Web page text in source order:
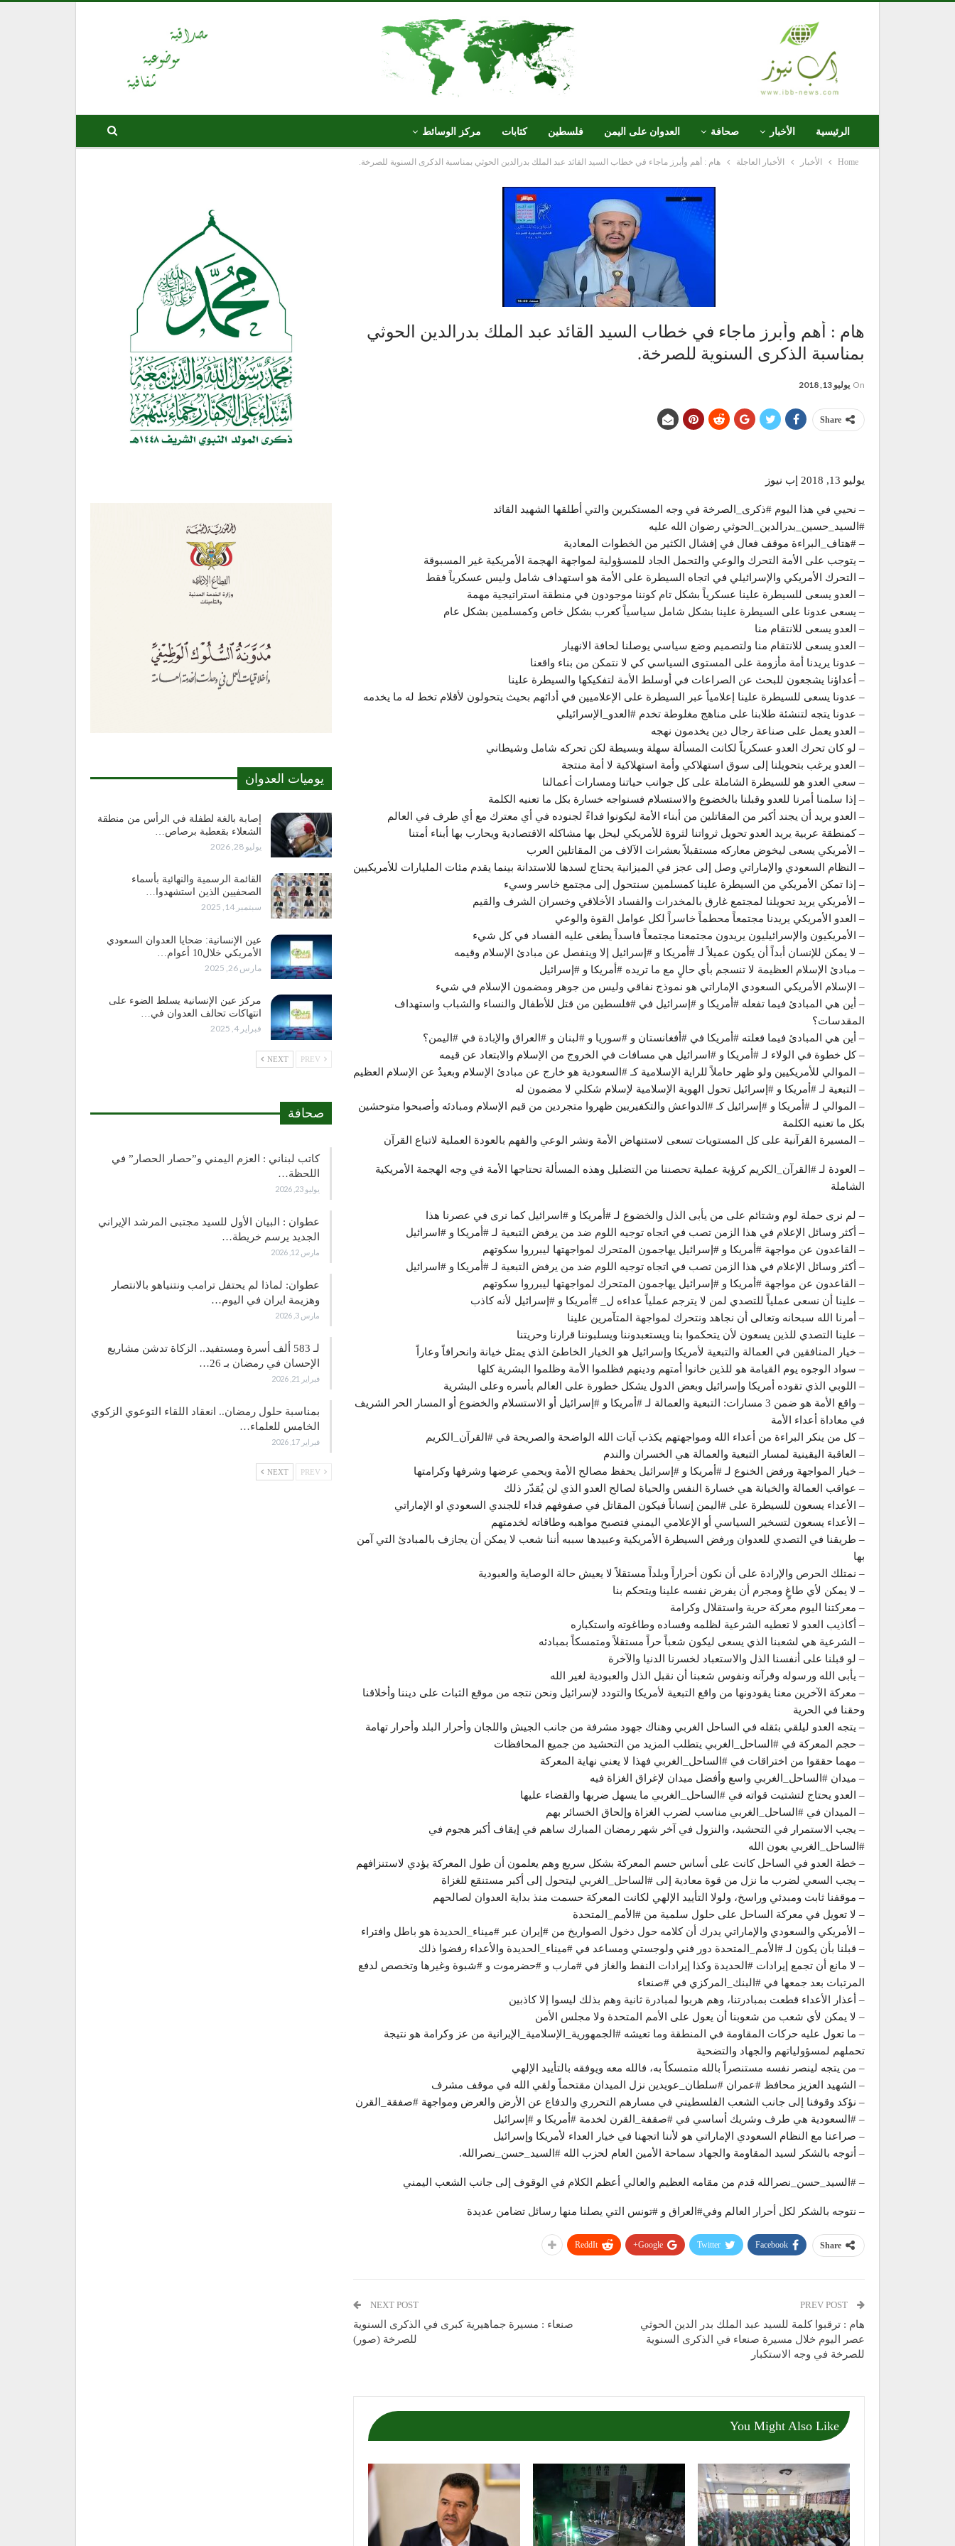
الرئيسية الأخبار صحافة العدوان على اليمن فلسطين كتابات مركز الوسائط
Home الأخبار الأخبار العاجلة هام : أهم وأبرز ماجاء في خطاب السيد القائد عبد الملك بدرالدين الحوثي بمناسبة الذكرى السنوية للصرخة.
هام : أهم وأبرز ماجاء في خطاب السيد القائد عبد الملك بدرالدين الحوثي
بمناسبة الذكرى السنوية للصرخة.
On يوليو 13, 2018
Share
يوليو 13, 2018 إب نيوز
– نحيي في هذا اليوم #ذكرى_الصرخة في وجه المستكبرين والتي أطلقها الشهيد القائد
#السيد_حسين_بدرالدين_الحوثي رضوان الله عليه
– #هتاف_البراءة موقف فعال في إفشال الكثير من الخطوات المعادية
– يتوجب على الأمة التحرك والوعي والتحمل الجاد للمسؤولية لمواجهة الهجمة الأمريكية غير المسبوقة
– التحرك الأمريكي والإسرائيلي في اتجاه السيطرة على الأمة هو استهداف شامل وليس عسكرياً فقط
– العدو يسعى للسيطرة علينا عسكرياً بشكل تام كوننا موجودون في منطقة استراتيجية مهمة
– يسعى عدونا على السيطرة علينا بشكل شامل سياسياً كعرب بشكل خاص وكمسلمين بشكل عام
– العدو يسعى للانتقام منا
– العدو يسعى للانتقام منا ولتصميم وضع سياسي يوصلنا لحافة الانهيار
– عدونا يريدنا أمة مأزومة على المستوى السياسي كي لا نتمكن من بناء واقعنا
– أعداؤنا يشجعون للبحث عن الصراعات في أوسلط الأمة لتفكيكها والسيطرة علينا
– عدونا يسعى للسيطرة علينا إعلامياً عبر السيطرة على الإعلاميين في أدائهم بحيث يتحولون لأقلام تخط له ما يخدمه
– عدونا يتجه لتنشئة طلابنا على مناهج مغلوطة تخدم #العدو_الإسرائيلي
– العدو يعمل على صناعة رجال دين يخدمون نهجه
– لو كان تحرك العدو عسكرياً لكانت المسألة سهلة وبسيطة لكن تحركه شامل وشيطاني
– العدو يرغب بتحويلنا إلى سوق استهلاكي وأمة استهلاكية لا أمة منتجة
– سعي العدو هو للسيطرة الشاملة على كل جوانب حياتنا ومسارات أعمالنا
– إذا سلمنا أمرنا للعدو وقبلنا بالخضوع والاستسلام فسنواجه خسارة بكل ما تعنيه الكلمة
– العدو يريد أن يجند أكبر من المقاتلين من أبناء الأمة ليكونوا فداءً لجنوده في أي معترك مع أي طرف في العالم
– كمنطقة عربية يريد العدو تحويل ثرواتنا لثروة للأمريكي ليحل بها مشاكله الاقتصادية ويحارب بها أبناء أمتنا
– الأمريكي يسعى ليخوض معاركه مستقبلاً بعشرات الآلاف من المقاتلين العرب
– النظام السعودي والإماراتي وصل إلى عجز في الميزانية يحتاج لسدها للاستدانة بينما يقدم مئات المليارات للأمريكيين
– إذا تمكن الأمريكي من السيطرة علينا كمسلمين سنتحول إلى مجتمع خاسر وسيء
– الأمريكي يريد تحويلنا لمجتمع غارق بالمخدرات والفساد الأخلاقي وخسران الشرف والقيم
– العدو الأمريكي يريدنا مجتمعاً محطماً خاسراً لكل عوامل القوة والوعي
– الأمريكيون والإسرائيليون يريدون مجتمعنا مجتمعاً فاسداً يطغى عليه الفساد في كل شيء
– لا يمكن للإنسان أبداً أن يكون عميلاً لـ #أمريكا و #إسرائيل إلا وينفصل عن مبادئ الإسلام وقيمه
– مبادئ الإسلام العظيمة لا تنسجم بأي حالٍ مع ما تريده #أمريكا و #إسرائيل
– الإسلام الأمريكي السعودي الإماراتي هو نموذج نفاقي وليس من جوهر ومضمون الإسلام في شيء
– أين هي المبادئ فيما تفعله #أمريكا و #إسرائيل في #فلسطين من قتل للأطفال والنساء والشباب واستهداف
المقدسات؟
– أين هي المبادئ فيما فعلته #أمريكا في #أفغانستان و #سوريا و #لبنان و #العراق والإبادة في #اليمن؟
– كل خطوة في الولاء لـ #أمريكا و #اسرائيل هي مسافات في الخروج من الإسلام والابتعاد عن قيمه
– الموالي للأمريكيين ولو ظهر حاملاً للراية الإسلامية كـ #السعودية هو خارج عن مبادئ الإسلام وبعيدٌ عن الإسلام العظيم
– التبعية لـ #أمريكا و #إسرائيل تحول الهوية الإسلامية لإسلام شكلي لا مضمون له
– الموالي لـ #أمريكا و #إسرائيل كـ #الدواعش والتكفيريين ظهروا متجردين من قيم الإسلام ومبادئه وأصبحوا متوحشين
بكل ما تعنيه الكلمة
– المسيرة القرآنية على كل المستويات تسعى لاستنهاض الأمة ونشر الوعي والفهم بالعودة العملية لاتباع القرآن
– العودة لـ #القرآن_الكريم كرؤية عملية تحصننا من التضليل وهذه المسألة تحتاجها الأمة في وجه الهجمة الأمريكية
الشاملة
– لم نرى حملة لوم وشتائم على من يأبى الذل والخضوع لـ #أمريكا و #اسرائيل كما نرى في عصرنا هذا
– أكثر وسائل الإعلام في هذا الزمن تصب في اتجاه توجيه اللوم ضد من يرفض التبعية لـ #أمريكا و #اسرائيل
– القاعدون عن مواجهة #أمريكا و #إسرائيل يهاجمون المتحرك لمواجهتها ليبرروا سكوتهم
– أكثر وسائل الإعلام في هذا الزمن تصب في اتجاه توجيه اللوم ضد من يرفض التبعية لـ #أمريكا و #اسرائيل
– القاعدون عن مواجهة #أمريكا و #إسرائيل يهاجمون المتحرك لمواجهتها ليبرروا سكوتهم
– علينا أن نسعى عملياً للتصدي لمن لا يترجم عملياً عداءه ل_ #أمريكا و #إسرائيل لأنه كاذب
– أمرنا الله سبحانه وتعالى أن نجاهد ونتحرك لمواجهة المتآمرين علينا
– علينا التصدي للذين يسعون لأن يتحكموا بنا ويستعبدوننا ويسلبوننا قرارنا وحريتنا
– خيار المنافقين في العمالة والتبعية لأمريكا وإسرائيل هو الخيار الخاطئ الذي يمثل خيانة وانحرافاً وعاراً
– سواد الوجوه يوم القيامة هو للذين خانوا أمتهم ودينهم فظلموا الأمة وظلموا البشرية كلها
– اللوبي الذي تقوده أمريكا وإسرائيل وبعض الدول يشكل خطورة على العالم بأسره وعلى البشرية
– واقع الأمة هو ضمن 3 مسارات: التبعية والعمالة لـ #أمريكا و #إسرائيل أو الاستسلام والخضوع أو المسار الحر الشريف
في معاداة أعداء الأمة
– كل من ينكر البراءة من أعداء الله ومواجهتهم يكذب آيات الله الواضحة والصريحة في #القرآن_الكريم
– العاقبة اليقينية لمسار التبعية والعمالة هي الخسران والندم
– خيار المواجهة ورفض الخنوع لـ #أمريكا و #إسرائيل يحفظ مصالح الأمة ويحمي عرضها وشرفها وكرامتها
– عواقب العمالة والخيانة هي خسارة النفس والحياة لصالح العدو الذي لن يُقدّر ذلك
– الأعداء يسعون للسيطرة على #اليمن إنساناً فيكون المقاتل في صفوفهم فداء للجندي السعودي او الإماراتي
– الأعداء يسعون لتسخير السياسي أو الإعلامي اليمني فتصبح مواهبه وطاقاته لخدمتهم
– طريقنا في التصدي للعدوان ورفض السيطرة الأمريكية وعبيدها سببه أننا شعب لا يمكن أن يجازف بالمبادئ التي آمن
بها
– نمتلك الحرص والإرادة على أن نكون أحراراً وبلداً مستقلاً لا يعيش حالة الوصاية والعبودية
– لا يمكن لأي طاغٍ ومجرم أن يفرض نفسه علينا ويتحكم بنا
– معركتنا اليوم معركة حرية واستقلال وكرامة
– أكاذيب العدو لا تعطيه الشرعية لظلمه وفساده وطاغوته واستكباره
– الشرعية هي لشعبنا الذي يسعى ليكون شعباً حراً مستقلاً ومتمسكاً بمبادئه
– لو قبلنا على أنفسنا الذل والاستعباد لخسرنا الدنيا والآخرة
– يأبى الله ورسوله وقرآنه ونفوس شعبنا أن نقبل الذل والعبودية لغير الله
– معركة الآخرين معنا يقودونها من واقع التبعية لأمريكا والتودد لإسرائيل ونحن نتجه من موقع الثبات على ديننا وأخلاقنا
وحقنا في الحرية
– يتجه العدو ليلقي بثقله في الساحل الغربي وهناك جهود مشرفة من جانب الجيش واللجان وأحرار البلد وأحرار تهامة
– حجم المعركة في #الساحل_الغربي يتطلب المزيد من التحشيد من جميع المحافظات
– مهما حققوا من اختراقات في #الساحل_الغربي فهذا لا يعني نهاية المعركة
– ميدان #الساحل_الغربي واسع وأفضل ميدان لإغراق الغزاة فيه
– العدو يحتاج لتشتيت قواته في #الساحل_الغربي ما يسهل ضربها والقضاء عليها
– الميدان في #الساحل_الغربي مناسب لضرب الغزاة وإلحاق الخسائر بهم
– يجب الاستمرار في التحشيد، والنزول في آخر شهر رمضان المبارك ساهم في إيقاف أكبر هجوم في
#الساحل_الغربي بعون الله
– خطة العدو في الساحل كانت على أساس حسم المعركة بشكل سريع وهم يعلمون أن طول المعركة يؤدي لاستنزافهم
– يجب السعي لضرب ما نزل من قوة معادية إلى #الساحل_الغربي ليتحول إلى أكبر مستنقع للغزاة
– موقفنا ثابت ومبدئي وراسخ، ولولا التأييد الإلهي لكانت المعركة حسمت منذ بداية العدوان لصالحهم
– لا تعويل في معركة الساحل على حلول سلمية من #الأمم_المتحدة
– الأمريكي والسعودي والإماراتي يدرك أن كلامه حول دخول الصواريخ من #إيران عبر #ميناء_الحديدة هو باطل وافتراء
– قبلنا بأن يكون لـ #الأمم_المتحدة دور فني ولوجستي ومساعد في #ميناء_الحديدة والأعداء رفضوا ذلك
– لا مانع أن تجمع إيرادات #الحديدة وكذا إيرادات النفط والغاز في #مارب و #حضرموت و #شبوة وغيرها وتخصص لدفع
المرتبات بعد جمعها في #البنك_المركزي في #صنعاء
– أعذار الأعداء قطعت بمبادرتنا، وهم هربوا لمبادرة ثانية وهم بذلك ليسوا إلا كاذبين
– لا يمكن لأي شعب من شعوبنا أن يعول على الأمم المتحدة ولا مجلس الأمن
– ما تعول عليه حركات المقاومة في المنطقة وما تعيشه #الجمهورية_الإسلامية_الإيرانية من عز وكرامة هو نتيجة
تحملهم لمسؤولياتهم والجهاد والتضحية
– من يتجه لينصر نفسه مستنصراً بالله متمسكاً به، فالله معه ويوفقه بالتأييد الإلهي
– الشهيد العزيز محافظ #عمران #سلطان_عويدين نزل الميدان مقتحماً ولقي الله في موقف مشرف
– نؤكد وقوفنا إلى جانب الشعب الفلسطيني في مسارهم التحرري والدفاع عن الأرض والعرض ومواجهة #صفقة_القرن
– #السعودية هي طرف وشريك أساسي في #صقفة_القرن لخدمة #أمريكا و #إسرائيل
– صراعنا مع النظام السعودي الإماراتي هو لأننا اتجهنا في خيار العداء لأمريكا وإسرائيل
– أتوجه بالشكر لسيد المقاومة والجهاد سماحة الأمين العام لحزب الله #السيد_حسن_نصرالله.
– #السيد_حسن_نصرالله قدم من مقامه العظيم والعالي أعظم الكلام في الوقوف إلى جانب الشعب اليمني
– نتوجه بالشكر لكل أحرار العالم وفي#العراق و #تونس التي يصلنا منها رسائل تضامن عديدة
Share
Facebook
Twitter
Google+
ReddIt
هام : ترقبوا كلمة للسيد عبد الملك بدر الدين الحوثي
عصر اليوم خلال مسيرة صنعاء في الذكرى السنوية
للصرخة في وجه الاستكبار
NEXT POST
صنعاء : مسيرة جماهيرية كبرى في الذكرى السنوية
للصرخة (صور)
You Might Also Like
يوميات العدوان
إصابة بالغة لطفلة في الرأس من منطقة
الشعلاء بقعطبة برصاص…
يوليو 28, 2026
القائمة الرسمية والنهائية بأسماء
الصحفيين الذين استشهدوا…
سبتمبر 14, 2025
عين الإنسانية: ضحايا العدوان السعودي
الأمريكي خلال10 أعوام…
مارس 26, 2025
مركز عين الإنسانية يسلط الضوء على
انتهاكات تحالف العدوان في…
فبراير 4, 2025
NEXT
صحافة
كاتب لبناني : العزم اليمني و”حصار الحصار” في
اللحظة…
يوليو 23, 2026
عطوان : البيان الأول للسيد مجتبى المرشد الإيراني
الجديد يرسم خريطة…
مارس 12, 2026
عطوان: لماذا لم يحتفل ترامب ونتنياهو بالانتصار
وهزيمة ايران في اليوم…
مارس 3, 2026
لـ 583 ألف أسرة ومستفيد.. الزكاة تدشن مشاريع
الإحسان في رمضان بـ 26…
فبراير 21, 2026
بمناسبة حلول رمضان.. انعقاد اللقاء التوعوي الزكوي
الخامس للعلماء…
فبراير 17, 2026
NEXT